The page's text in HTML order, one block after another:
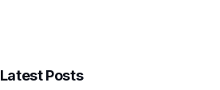
Latest Posts